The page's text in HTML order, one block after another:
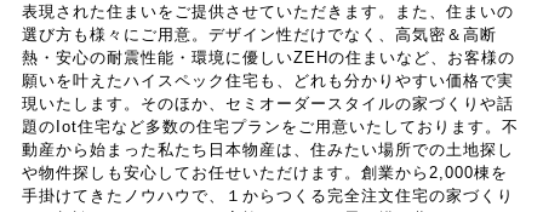
表現された住まいをご提供させていただきます。また、住まいの
選び方も様々にご用意。デザイン性だけでなく、高気密＆高断
熱・安心の耐震性能・環境に優しいZEHの住まいなど、お客様の
願いを叶えたハイスペック住宅も、どれも分かりやすい価格で実
現いたします。そのほか、セミオーダースタイルの家づくりや話
題のIot住宅など多数の住宅プランをご用意いたしております。不
動産から始まった私たち日本物産は、住みたい場所での土地探し
や物件探しも安心してお任せいただけます。創業から2,000棟を
手掛けてきたノウハウで、１からつくる完全注文住宅の家づくり